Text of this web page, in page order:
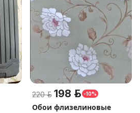
220 р. 198 р. -10%
Обои флизелиновые